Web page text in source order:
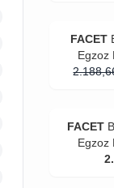
FACET
Egzoz
FACET
Egzoz